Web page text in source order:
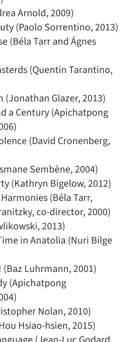
Arnold, 2009)
(Paolo Sorrentino, 2013)
(Béla Tarr and Ágnes
(Quentin Tarantino,
(Jonathan Glazer, 2013)
a Century (Apichatpong
(David Cronenberg,
Sembène, 2004)
(Kathryn Bigelow, 2012)
(Béla Tarr,
co-director, 2000)
2013)
in Anatolia (Nuri Bilge
Luhrmann, 2001)
(Apichatpong
Nolan, 2010)
Hsiao-hsien, 2015)